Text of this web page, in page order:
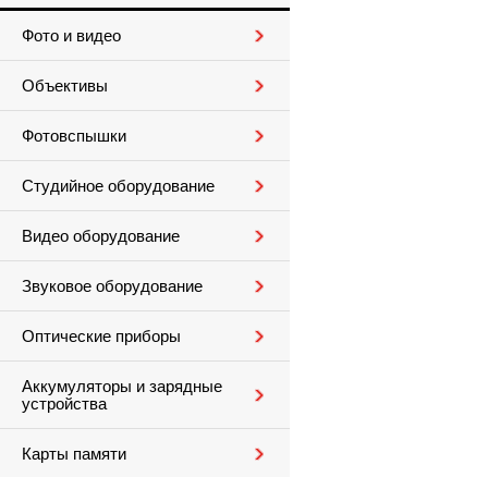
Фото и видео
Объективы
Фотовспышки
Студийное оборудование
Видео оборудование
Звуковое оборудование
Оптические приборы
Аккумуляторы и зарядные
устройства
Карты памяти